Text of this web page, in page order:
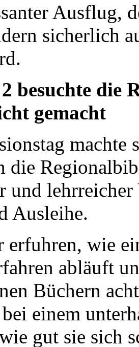
Ausflug,
sicherlich
besuchte die
gemacht
machte
die
und
Ausleihe.
erfuhren, wie
abläuft
Büchern
einem
gut sie sich